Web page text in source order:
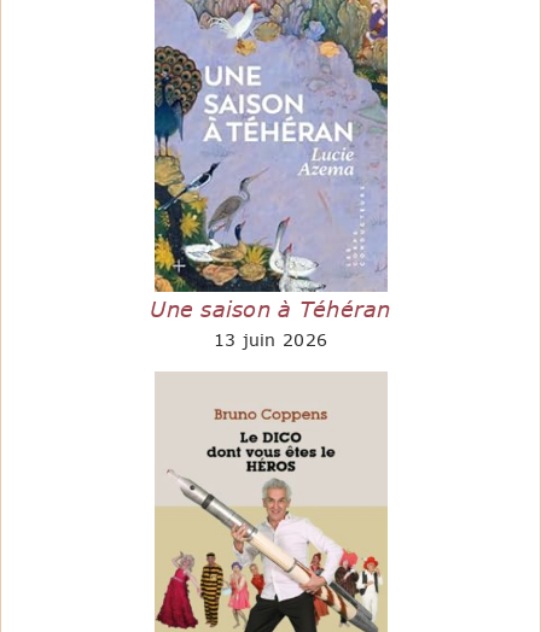
Une saison à Téhéran
13 juin 2026